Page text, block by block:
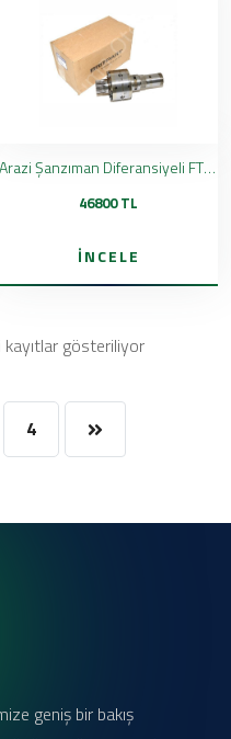
Arazi Şanzıman Diferansiyeli FTC5207 FRC7926
46800 TL
İNCELE
gösteriliyor
4
geniş bir bakış